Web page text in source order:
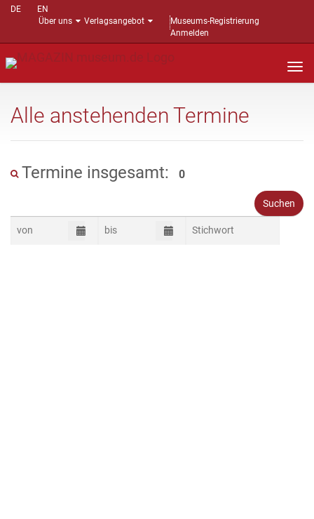
DE
EN
Über uns
Verlagsangebot
Museums-Registrierung
Anmelden
Alle anstehenden Termine
Termine insgesamt: 0